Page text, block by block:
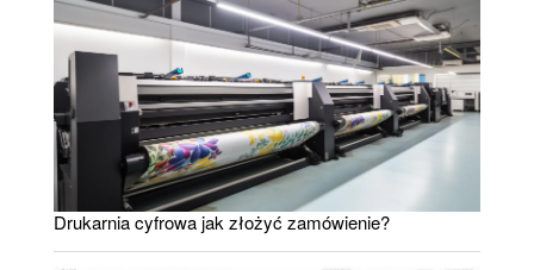
Drukarnia cyfrowa jak złożyć zamówienie?